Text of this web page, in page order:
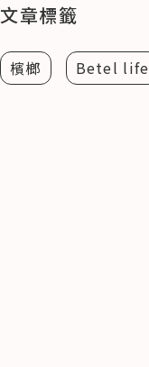
文章標籤
檳榔 Betel life